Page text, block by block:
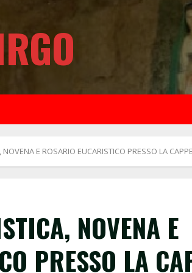
E ROSARIO EUCARISTICO PRESSO LA
NOVENA E
PRESSO LA